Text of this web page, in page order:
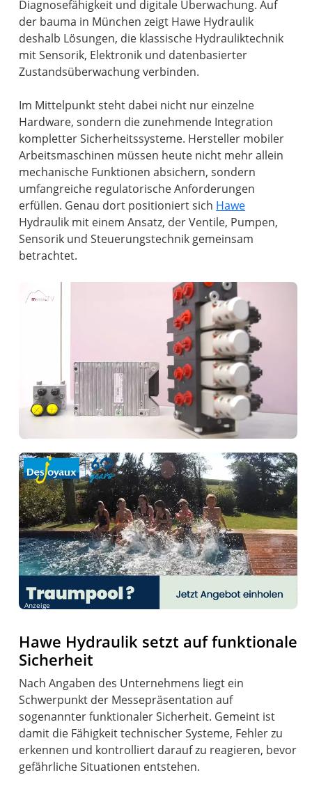
Diagnosefähigkeit und digitale Überwachung. Auf
der bauma in München zeigt Hawe Hydraulik
deshalb Lösungen, die klassische Hydrauliktechnik
mit Sensorik, Elektronik und datenbasierter
Zustandsüberwachung verbinden.
Im Mittelpunkt steht dabei nicht nur einzelne
Hardware, sondern die zunehmende Integration
kompletter Sicherheitssysteme. Hersteller mobiler
Arbeitsmaschinen müssen heute nicht mehr allein
mechanische Funktionen absichern, sondern
umfangreiche regulatorische Anforderungen
erfüllen. Genau dort positioniert sich Hawe
Hydraulik mit einem Ansatz, der Ventile, Pumpen,
Sensorik und Steuerungstechnik gemeinsam
betrachtet.
Anzeige
Hawe Hydraulik setzt auf funktionale
Sicherheit
Nach Angaben des Unternehmens liegt ein
Schwerpunkt der Messepräsentation auf
sogenannter funktionaler Sicherheit. Gemeint ist
damit die Fähigkeit technischer Systeme, Fehler zu
erkennen und kontrolliert darauf zu reagieren, bevor
gefährliche Situationen entstehen.